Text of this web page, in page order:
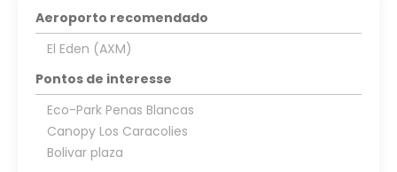
Aeroporto recomendado
El Eden (AXM)
Pontos de interesse
Eco-Park Penas Blancas
Canopy Los Caracolies
Bolivar plaza